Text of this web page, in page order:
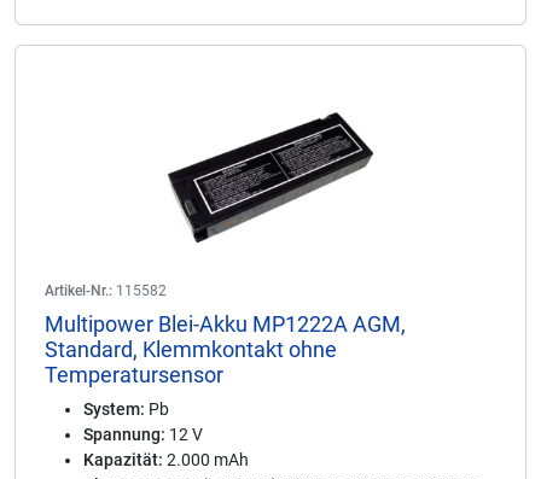
Artikel-Nr.: 115582
Multipower Blei-Akku MP1222A AGM,
Standard, Klemmkontakt ohne
Temperatursensor
System: Pb
Spannung: 12 V
Kapazität: 2.000 mAh